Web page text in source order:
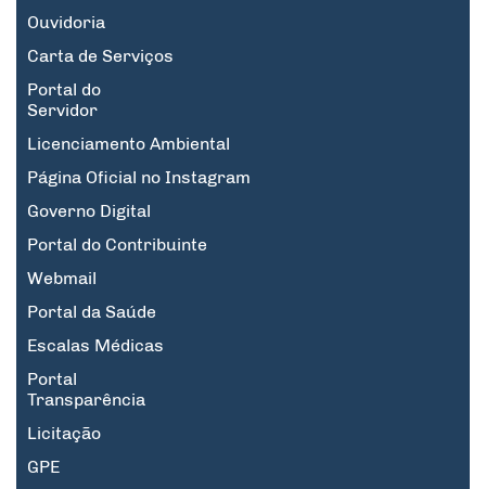
Ouvidoria
Carta de Serviços
Portal do
Servidor
Licenciamento Ambiental
Página Oficial no Instagram
Governo Digital
Portal do Contribuinte
Webmail
Portal da Saúde
Escalas Médicas
Portal
Transparência
Licitação
GPE